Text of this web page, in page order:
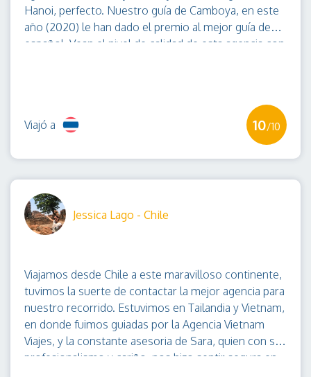
Hanoi, perfecto. Nuestro guía de Camboya, en este
año (2020) le han dado el premio al mejor guía de
español. Vean el nivel de calidad de esta agencia con
Myamar (Mya Mya) CHAPEAU, maravillosa, perfecta,
los guías de Vietnam, eran muy buenos, pero Mya
MAYÚSCULAS). Estamos muy contentos con esta
agencia, muy recomendable. No ha sido una vez, es
que ha sido dos años consecutivos que hemos
reservado con ellos, y muy, muy bien. Una agencia
muy recomendables... Y gracias por vuestra pagina
Viajó a 10/10
Jessica Lago - Chile
Viajamos desde Chile a este maravilloso continente,
tuvimos la suerte de contactar la mejor agencia para
nuestro recorrido. Estuvimos en Tailandia y Vietnam,
en donde fuimos guiadas por la Agencia Vietnam
Viajes, y la constante asesoria de Sara, quien con su
profesionalismo y cariño, nos hizo sentir segura en